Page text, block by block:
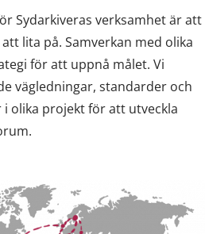
Sydarkiveras verksamhet är att
lita på. Samverkan med olika
för att uppnå målet. Vi
vägledningar, standarder och
olika projekt för att utveckla